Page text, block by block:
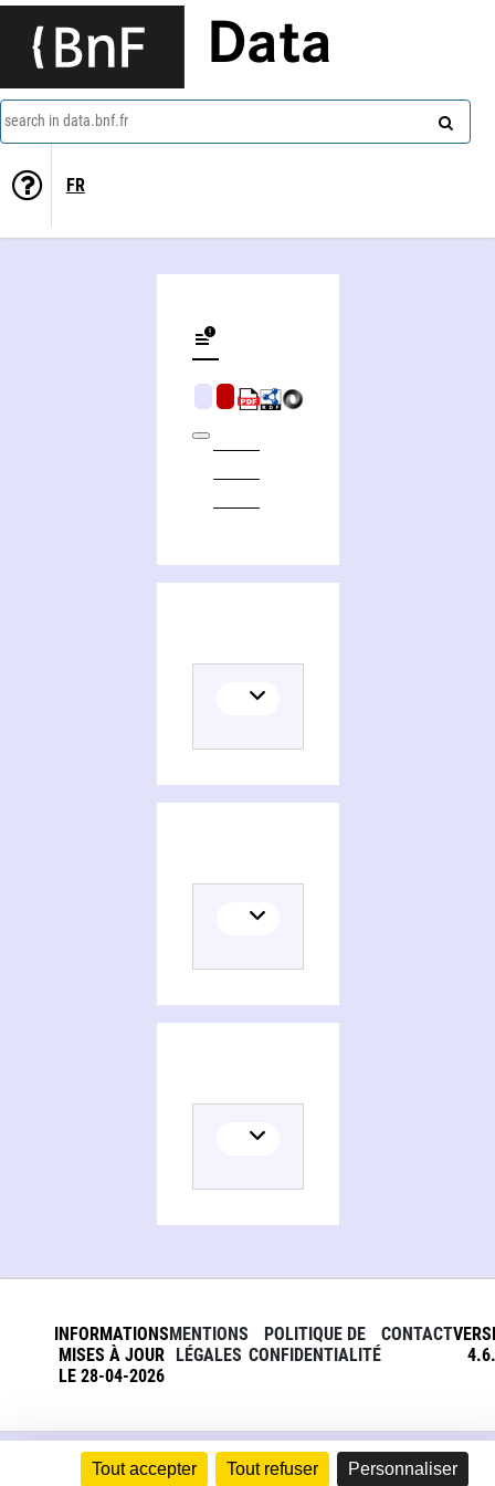
Tout accepter Tout refuser Personnaliser
Data
search in data.bnf.fr
FR
INFORMATIONS
MISES À JOUR
LE 28-04-2026
MENTIONS
LÉGALES
POLITIQUE DE
CONFIDENTIALITÉ
CONTACT